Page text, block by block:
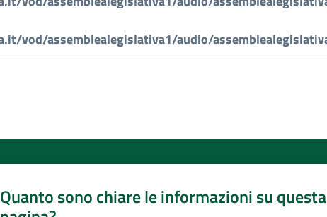
Quanto sono chiare le informazioni su questa